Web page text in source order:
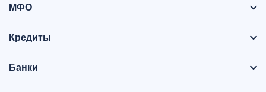
МФО
Кредиты
Банки